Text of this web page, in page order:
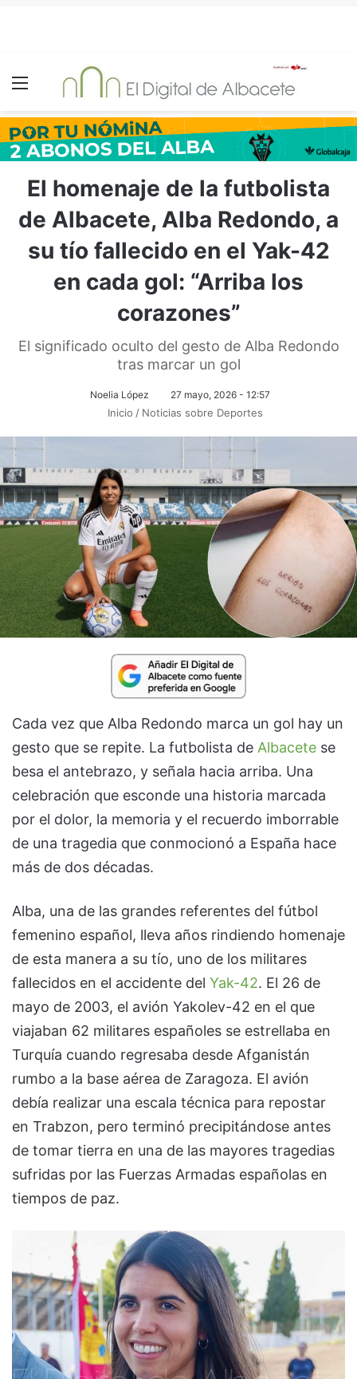
Menú
El homenaje de la futbolista
de Albacete, Alba Redondo, a
su tío fallecido en el Yak-42
en cada gol: “Arriba los
corazones”
El significado oculto del gesto de Alba Redondo
tras marcar un gol
Noelia López 27 mayo, 2026 - 12:57
Inicio / Noticias sobre Deportes
Cada vez que Alba Redondo marca un gol hay un
gesto que se repite. La futbolista de Albacete se
besa el antebrazo, y señala hacia arriba. Una
celebración que esconde una historia marcada
por el dolor, la memoria y el recuerdo imborrable
de una tragedia que conmocionó a España hace
más de dos décadas.
Alba, una de las grandes referentes del fútbol
femenino español, lleva años rindiendo homenaje
de esta manera a su tío, uno de los militares
fallecidos en el accidente del Yak-42. El 26 de
mayo de 2003, el avión Yakolev-42 en el que
viajaban 62 militares españoles se estrellaba en
Turquía cuando regresaba desde Afganistán
rumbo a la base aérea de Zaragoza. El avión
debía realizar una escala técnica para repostar
en Trabzon, pero terminó precipitándose antes
de tomar tierra en una de las mayores tragedias
sufridas por las Fuerzas Armadas españolas en
tiempos de paz.